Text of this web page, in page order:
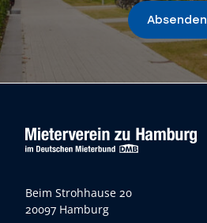
Absenden
Beim Strohhause 20
20097 Hamburg